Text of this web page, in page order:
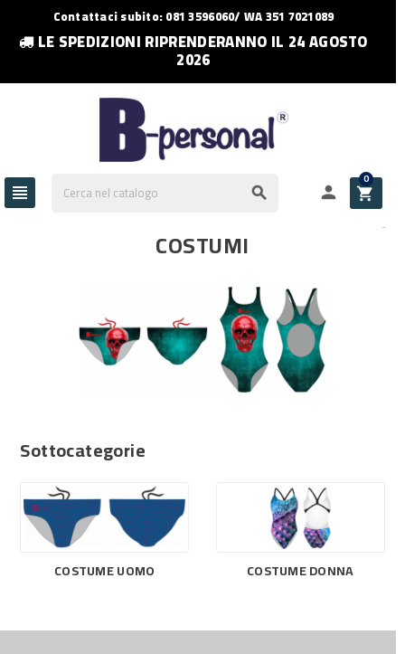
Contattaci subito: 081 3596060/ WA 351 7021089
LE SPEDIZIONI RIPRENDERANNO IL 24 AGOSTO
2026
   
0
COSTUMI
Sottocategorie
COSTUME UOMO COSTUME DONNA